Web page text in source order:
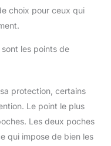
choix pour ceux qui
les points de
protection, certains
Le point le plus
Les deux poches
qui impose de bien les